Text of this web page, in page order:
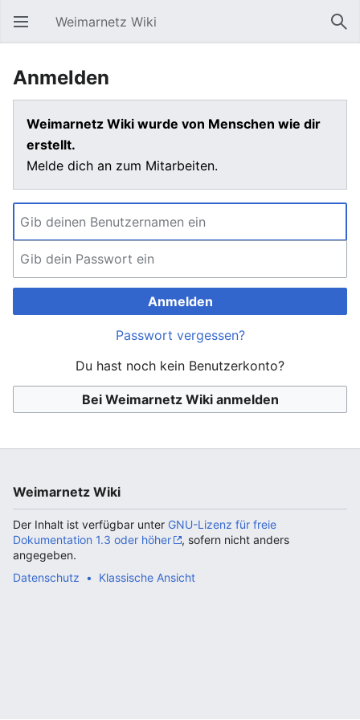
Hauptmenü öffnen Weimarnetz Wiki
Anmelden
Weimarnetz Wiki wurde von Menschen wie dir
erstellt.
Melde dich an zum Mitarbeiten.
Anmelden
Passwort vergessen?
Du hast noch kein Benutzerkonto?
Bei Weimarnetz Wiki anmelden
Weimarnetz Wiki
Der Inhalt ist verfügbar unter GNU-Lizenz für freie
Dokumentation 1.3 oder höher
, sofern nicht anders
angegeben.
Datenschutz
Klassische Ansicht